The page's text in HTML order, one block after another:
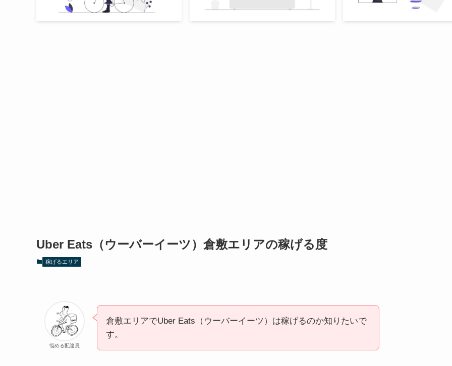
Uber Eats（ウーバーイーツ）倉敷エリアの稼げる度
稼げるエリア
悩める配達員
倉敷エリアでUber Eats（ウーバーイーツ）は稼げるのか知りたいで
す。